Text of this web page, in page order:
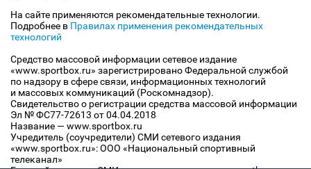
На сайте применяются рекомендательные технологии.
Подробнее в Правилах применения рекомендательных
технологий
Средство массовой информации сетевое издание
«www.sportbox.ru» зарегистрировано Федеральной службой
по надзору в сфере связи, информационных технологий
и массовых коммуникаций (Роскомнадзор).
Свидетельство о регистрации средства массовой информации
Эл № ФС77-72613 от 04.04.2018
Название — www.sportbox.ru
Учредитель (соучредители) СМИ сетевого издания
«www.sportbox.ru»: ООО «Национальный спортивный
телеканал»